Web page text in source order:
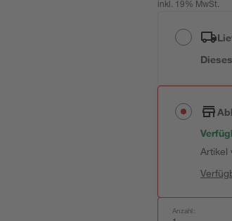
inkl. 19% MwSt.
Artikel
Anzahl: